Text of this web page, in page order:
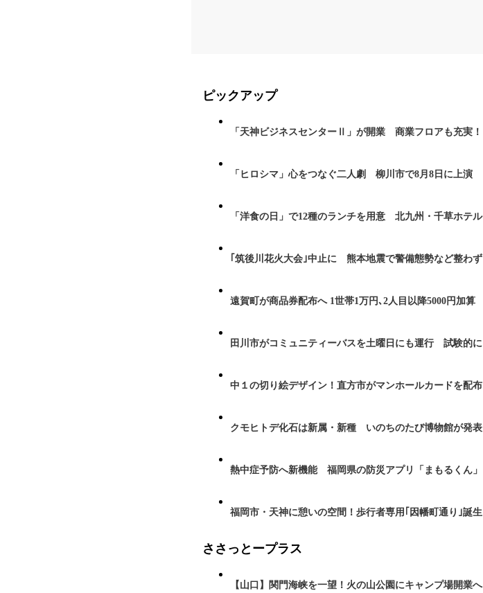
ピックアップ
「天神ビジネスセンターⅡ」が開業 商業フロアも充実！
「ヒロシマ」心をつなぐ二人劇 柳川市で8月8日に上演
「洋食の日」で12種のランチを用意 北九州・千草ホテル
｢筑後川花火大会｣中止に 熊本地震で警備態勢など整わず
遠賀町が商品券配布へ 1世帯1万円､2人目以降5000円加算
田川市がコミュニティーバスを土曜日にも運行 試験的に
中１の切り絵デザイン！直方市がマンホールカードを配布
クモヒトデ化石は新属・新種 いのちのたび博物館が発表
熱中症予防へ新機能 福岡県の防災アプリ「まもるくん」
福岡市・天神に憩いの空間！歩行者専用｢因幡町通り｣誕生
ささっとープラス
【山口】関門海峡を一望！火の山公園にキャンプ場開業へ